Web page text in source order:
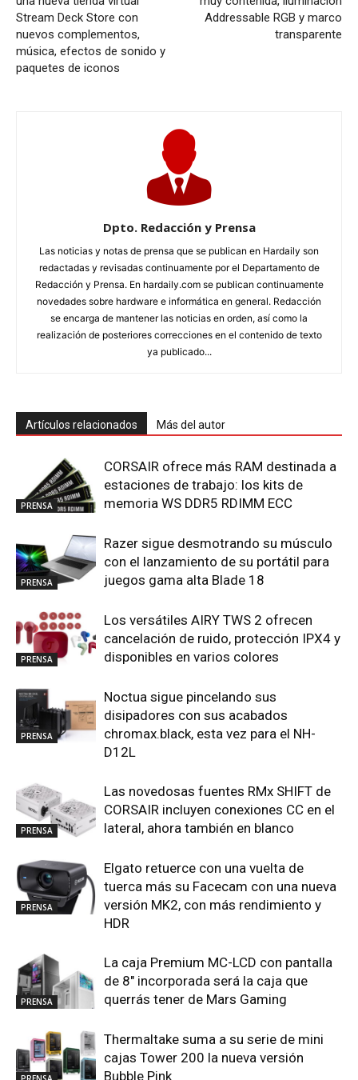
Stream Deck Store con
nuevos complementos,
música, efectos de sonido y
paquetes de iconos
Addressable RGB y marco
transparente
Dpto. Redacción y Prensa
Las noticias y notas de prensa que se publican en Hardaily son
redactadas y revisadas continuamente por el Departamento de
Redacción y Prensa. En hardaily.com se publican continuamente
novedades sobre hardware e informática en general. Redacción
se encarga de mantener las noticias en orden, así como la
realización de posteriores correcciones en el contenido de texto
ya publicado...
Artículos relacionados Más del autor
PRENSA
CORSAIR ofrece más RAM destinada a
estaciones de trabajo: los kits de
memoria WS DDR5 RDIMM ECC
PRENSA
Razer sigue desmotrando su músculo
con el lanzamiento de su portátil para
juegos gama alta Blade 18
PRENSA
Los versátiles AIRY TWS 2 ofrecen
cancelación de ruido, protección IPX4 y
disponibles en varios colores
PRENSA
Noctua sigue pincelando sus
disipadores con sus acabados
chromax.black, esta vez para el NH-
D12L
PRENSA
Las novedosas fuentes RMx SHIFT de
CORSAIR incluyen conexiones CC en el
lateral, ahora también en blanco
PRENSA
Elgato retuerce con una vuelta de
tuerca más su Facecam con una nueva
versión MK2, con más rendimiento y
HDR
PRENSA
La caja Premium MC-LCD con pantalla
de 8″ incorporada será la caja que
querrás tener de Mars Gaming
Thermaltake suma a su serie de mini
cajas Tower 200 la nueva versión
Bubble Pink